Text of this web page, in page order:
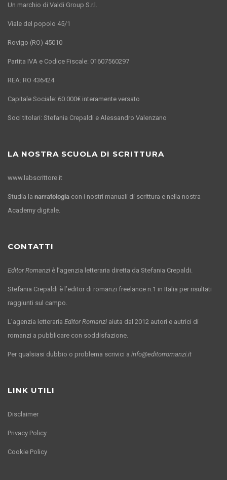
Un marchio di Valdi Group S.r.l.
Viale del popolo 45/1
Rovigo (RO) 45010
Partita IVA e Codice Fiscale: 01607560297
REA: RO 436424
Capitale Sociale: 60.000€ interamente versato
Soci titolari: Stefania Crepaldi e Alessandro Valenzano
LA NOSTRA SCUOLA DI SCRITTURA
www.labscrittore.it
Studia la narratologia con i nostri manuali di scrittura e nella nostra
Academy digitale.
CONTATTI
Editor Romanzi è l’agenzia letteraria diretta da Stefania Crepaldi.
Stefania Crepaldi è l’editor di romanzi freelance n.1 in Italia per risultati
raggiunti sul campo.
L’agenzia letteraria Editor Romanzi aiuta dal 2012 autori e autrici di
romanzi a pubblicare con soddisfazione.
Per qualsiasi dubbio o problema scrivici a info@editorromanzi.it
LINK UTILI
Disclaimer
Privacy Policy
Cookie Policy